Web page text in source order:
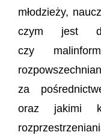
młodzieży,
czym jest
czy
za
oraz jakimi